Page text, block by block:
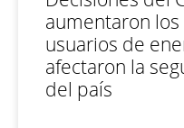
aumentaron
usuarios de
afectaron la
del país